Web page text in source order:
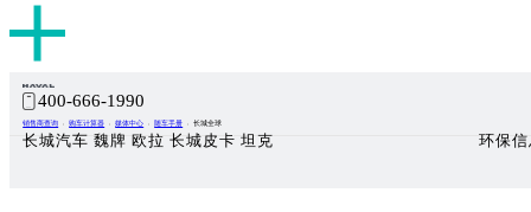
400-666-1990
销售商查询 购车计算器 媒体中心 随车手册 长城全球
长城汽车 魏牌 欧拉 长城皮卡 坦克 环保